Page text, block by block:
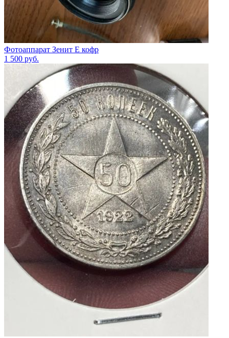
Фотоаппарат Зенит Е кофр
1 500 руб.